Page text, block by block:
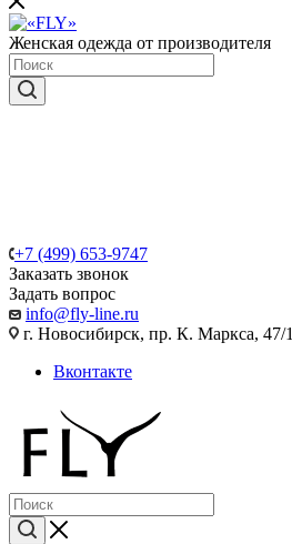
Женская одежда от производителя
+7 (499) 653-9747
Заказать звонок
Задать вопрос
info@fly-line.ru
г. Новосибирск, пр. К. Маркса, 47/1
Вконтакте